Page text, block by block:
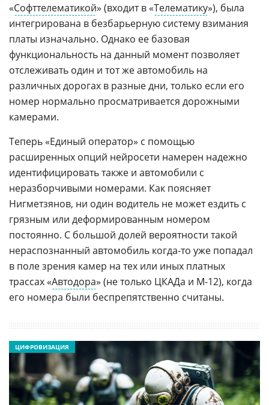
«Софттелематикой» (входит в «Телематику»), была
интегрирована в безбарьерную систему взимания
платы изначально. Однако ее базовая
функциональность на данный момент позволяет
отслеживать один и тот же автомобиль на
различных дорогах в разные дни, только если его
номер нормально просматривается дорожными
камерами.
Теперь «Единый оператор» с помощью
расширенных опций нейросети намерен надежно
идентифицировать также и автомобили с
неразборчивыми номерами. Как поясняет
Нигметзянов, ни один водитель не может ездить с
грязным или деформированным номером
постоянно. С большой долей вероятности такой
нераспознанный автомобиль когда-то уже попадал
в поле зрения камер на тех или иных платных
трассах «Автодора» (не только ЦКАДа и М-12), когда
его номера были беспрепятственно считаны.
ЦИФРОВИЗАЦИЯ